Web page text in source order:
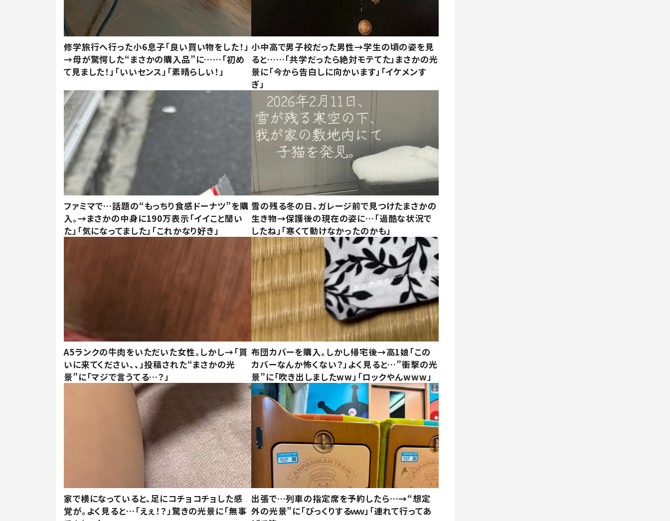
修学旅行へ行った小6息子「良い買い物をした！」
→母が驚愕した“まさかの購入品”に……「初め
て見ました！」「いいセンス」「素晴らしい！」
小中高で男子校だった男性→学生の頃の姿を見
ると……「共学だったら絶対モテてた」まさかの光
景に「今から告白しに向かいます」「イケメンす
ぎ」
ファミマで…話題の“もっちり食感ドーナツ”を購
入。→まさかの中身に190万表示「イイこと聞い
た」「気になってました」「これかなり好き」
雪の残る冬の日、ガレージ前で見つけたまさかの
生き物→保護後の現在の姿に…「過酷な状況で
したね」「寒くて動けなかったのかも」
A5ランクの牛肉をいただいた女性。しかし→「貰
いに来てください、、」投稿された“まさかの光
景”に「マジで言うてる…？」
布団カバーを購入。しかし帰宅後→高1娘「この
カバーなんか怖くない？」よく見ると…”衝撃の光
景”に「吹き出しましたww」「ロックやんwww」
家で横になっていると、足にコチョコチョした感
覚が。よく見ると…「えぇ！？」驚きの光景に「無事
出張で…列車の指定席を予約したら…→“想定
外の光景”に「びっくりするｗｗ」「連れて行ってあ